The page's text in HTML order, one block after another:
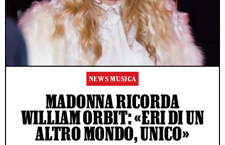
NEWS MUSICA
MADONNA RICORDA
WILLIAM ORBIT: «ERI DI UN
ALTRO MONDO, UNICO»